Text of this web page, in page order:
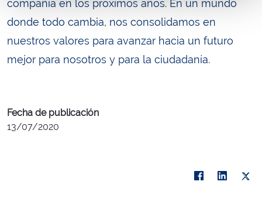
compañía en los próximos años. En un mundo
donde todo cambia, nos consolidamos en
nuestros valores para avanzar hacia un futuro
mejor para nosotros y para la ciudadanía.
Fecha de publicación
13/07/2020